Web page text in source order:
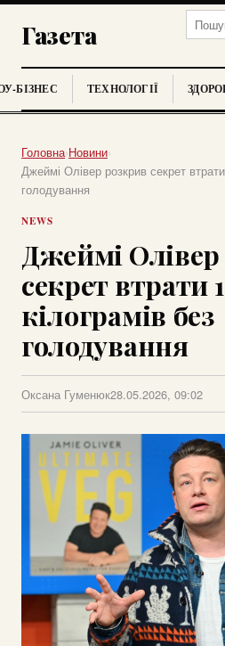
Газета
БІЗНЕС ТЕХНОЛОГІЇ
Головна›Новини›
Джеймі Олівер розкрив секрет
голодування
NEWS
Джеймі
секрет втрати
кілограмів без
голодування
Оксана Гуменюк28.05.2026, 09:02